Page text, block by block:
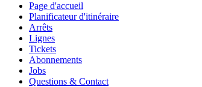
Page d'accueil
Planificateur d'itinéraire
Arrêts
Lignes
Tickets
Abonnements
Jobs
Questions & Contact